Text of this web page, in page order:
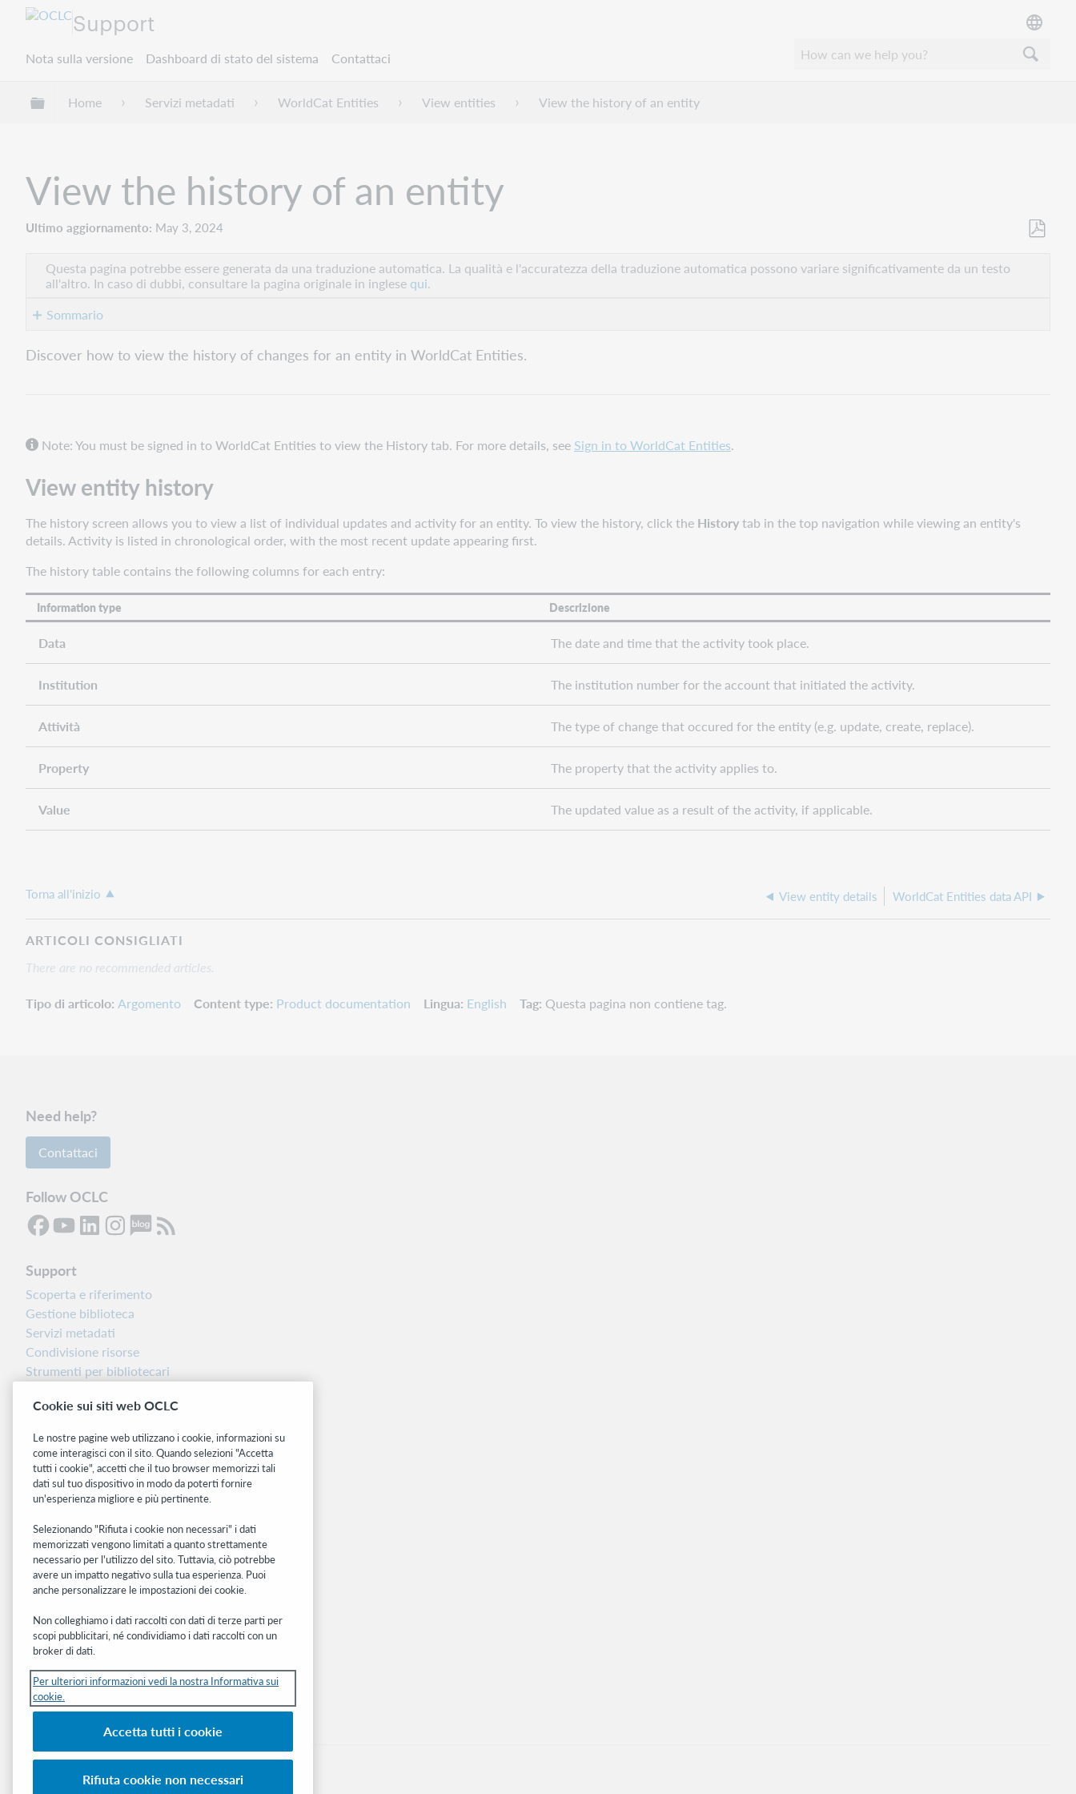
Support
Nota sulla versione Dashboard di stato del sistema Contattaci
Espandi/comprimi la gerarchia globale
Home Servizi metadati WorldCat Entities View entities View the history of an entity
View the history of an entity
Ultimo aggiornamento May 3, 2024
Questa pagina potrebbe essere generata da una traduzione automatica. La qualità e l'accuratezza della traduzione automatica possono variare significativamente da un testo
all'altro. In caso di dubbi, consultare la pagina originale in inglese qui.
Sommario
entity
Discover how to view the history of changes for an entity in WorldCat Entities.
Note: You must be signed in to WorldCat Entities to view the History tab. For more details, see Sign in to WorldCat Entities.
View entity history
The history screen allows you to view a list of individual updates and activity for an entity. To view the history, click the Historytab in the top navigation while viewing an entity's
details. Activity is listed in chronological order, with the most recent update appearing first.
The history table contains the following columns for each entry:
Information type Descrizione
Data The date and time that the activity took place.
Institution The institution number for the account that initiated the activity.
Attività The type of change that occured for the entity (e.g. update, create, replace).
Property The property that the activity applies to.
Value The updated value as a result of the activity, if applicable.
Torna all'inizio View entity details WorldCat Entities data API
ARTICOLI CONSIGLIATI
There are no recommended articles.
Tipo di articolo Argomento Content type Product documentation Lingua English Tag Questa pagina non contiene tag.
Need help?
Contattaci
Follow OCLC
Support
Scoperta e riferimento
Gestione biblioteca
Servizi metadati
Condivisione risorse
Strumenti per bibliotecari
Dashboard di stato del sistema
Siti correlati
OCLC.org
BibFormats
Community
Ricerca
WebJunction
Rete sviluppatori
Ricevi gli ultimi aggiornamenti di prodotti,
ricerche, eventi e molto altro direttamente
nella tua casella di posta.
Subscribe now
Cookie sui siti web OCLC
Le nostre pagine web utilizzano i cookie, informazioni su
come interagisci con il sito. Quando selezioni "Accetta
tutti i cookie", accetti che il tuo browser memorizzi tali
dati sul tuo dispositivo in modo da poterti fornire
un'esperienza migliore e più pertinente.
Selezionando "Rifiuta i cookie non necessari" i dati
memorizzati vengono limitati a quanto strettamente
necessario per l'utilizzo del sito. Tuttavia, ciò potrebbe
avere un impatto negativo sulla tua esperienza. Puoi
anche personalizzare le impostazioni dei cookie.
Non colleghiamo i dati raccolti con dati di terze parti per
scopi pubblicitari, né condividiamo i dati raccolti con un
broker di dati.
Per ulteriori informazioni vedi la nostra Informativa sui
cookie.
Accetta tutti i cookie
Rifiuta cookie non necessari